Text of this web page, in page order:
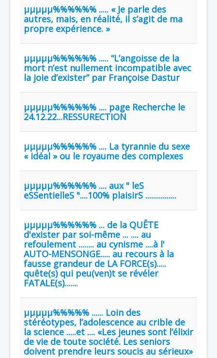
µµµµµ%%%%%% ..... « Je parle des
autres, mais, en réalité, il s’agit de ma
propre expérience. »
µµµµµ%%%%%% ..... “L’angoisse de la
mort n’est nullement incompatible avec
la joie d’exister” par Françoise Dastur
µµµµµ%%%%%% .... page Recherche le
24.12.22...RESSURECTION
µµµµµ%%%%%% .... La tyrannie du sexe
« idéal » ou le royaume des complexes
µµµµµ%%%%%% .... aux " leS
eSSentielleS "....100% plaisirS ................
µµµµµ%%%%%% ... de la QUÊTE
d'exister par soi-même ... .... au
refoulement ........ au cynisme ....à l'
AUTO-MENSONGE..... au recours à la
fausse grandeur de LA FORCE(s).....
quête(s) qui peu(ven)t se révéler
FATALE(s).......
µµµµµ%%%%% ...... Loin des
stéréotypes, l’adolescence au crible de
la science .....et .... «Les jeunes sont l’élixir
de vie de toute société. Les seniors
doivent prendre leurs soucis au sérieux»